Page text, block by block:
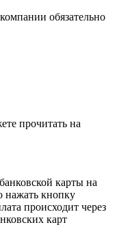
обязательно
прочитать на
карты на
нажать кнопку
происходит через
карт